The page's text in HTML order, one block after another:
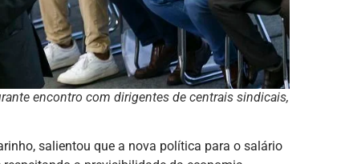
encontro com dirigentes de centrais sindicais,
salientou que a nova política para o salário